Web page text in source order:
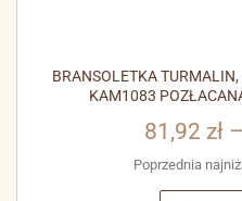
BRANSOLETKA TURMALIN,
KAM1083
81,92 zł –
Poprzednia